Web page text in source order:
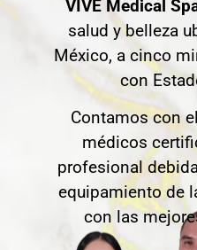
VIVE Medical
salud y belleza
México, a cinco
con
Contamos con
médicos
profesional
equipamiento de
con las